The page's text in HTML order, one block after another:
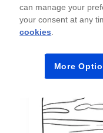
can manage your
your consent at any
cookies
More